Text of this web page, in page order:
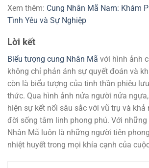
Xem thêm: Cung Nhân Mã Nam: Khám
Tình Yêu và Sự Nghiệp
Lời kết
Biểu tượng cung Nhân Mã với hình ảnh
không chỉ phản ánh sự quyết đoán và
còn là biểu tượng của tinh thần phiêu
thức. Qua hình ảnh nửa người nửa
hiện sự kết nối sâu sắc với vũ trụ và
đời sống tâm linh phong phú. Với những
Nhân Mã luôn là những người tiên
nhiệt huyết trong mọi khía cạnh của